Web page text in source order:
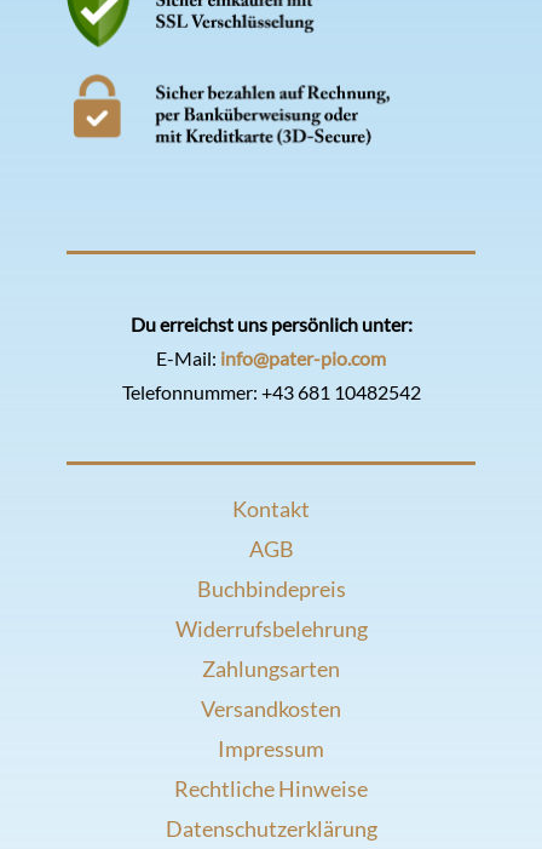
Du erreichst uns persönlich unter:
E-Mail: info@pater-pio.com
Telefonnummer: +43 681 10482542
Kontakt
AGB
Buchbindepreis
Widerrufsbelehrung
Zahlungsarten
Versandkosten
Impressum
Rechtliche Hinweise
Datenschutzerklärung